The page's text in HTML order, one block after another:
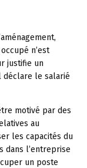
n’est
justifie un
déclare le salarié
motivé par des
au
les capacités du
dans l’entreprise
un poste